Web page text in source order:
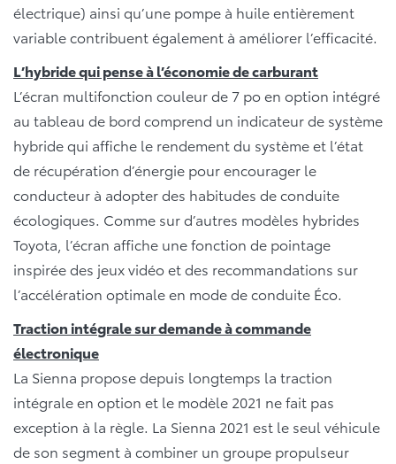
électrique) ainsi qu’une pompe à huile entièrement
variable contribuent également à améliorer l’efficacité.
L’hybride qui pense à l’économie de carburant
L’écran multifonction couleur de 7 po en option intégré
au tableau de bord comprend un indicateur de système
hybride qui affiche le rendement du système et l’état
de récupération d’énergie pour encourager le
conducteur à adopter des habitudes de conduite
écologiques. Comme sur d’autres modèles hybrides
Toyota, l’écran affiche une fonction de pointage
inspirée des jeux vidéo et des recommandations sur
l’accélération optimale en mode de conduite Éco.
Traction intégrale sur demande à commande
électronique
La Sienna propose depuis longtemps la traction
intégrale en option et le modèle 2021 ne fait pas
exception à la règle. La Sienna 2021 est le seul véhicule
de son segment à combiner un groupe propulseur